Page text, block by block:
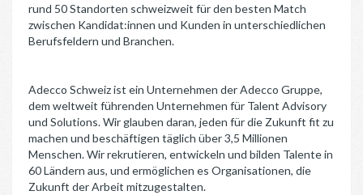
rund 50 Standorten schweizweit für den besten Match
zwischen Kandidat:innen und Kunden in unterschiedlichen
Berufsfeldern und Branchen.
Adecco Schweiz ist ein Unternehmen der Adecco Gruppe,
dem weltweit führenden Unternehmen für Talent Advisory
und Solutions. Wir glauben daran, jeden für die Zukunft fit zu
machen und beschäftigen täglich über 3,5 Millionen
Menschen. Wir rekrutieren, entwickeln und bilden Talente in
60 Ländern aus, und ermöglichen es Organisationen, die
Zukunft der Arbeit mitzugestalten.